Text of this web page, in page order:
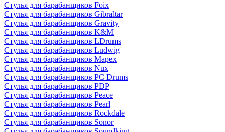
Стулья для барабанщиков Foix
Стулья для барабанщиков Gibraltar
Стулья для барабанщиков Gravity
Стулья для барабанщиков K&M
Стулья для барабанщиков LDrums
Стулья для барабанщиков Ludwig
Стулья для барабанщиков Mapex
Стулья для барабанщиков Nux
Стулья для барабанщиков PC Drums
Стулья для барабанщиков PDP
Стулья для барабанщиков Peace
Стулья для барабанщиков Pearl
Стулья для барабанщиков Rockdale
Стулья для барабанщиков Sonor